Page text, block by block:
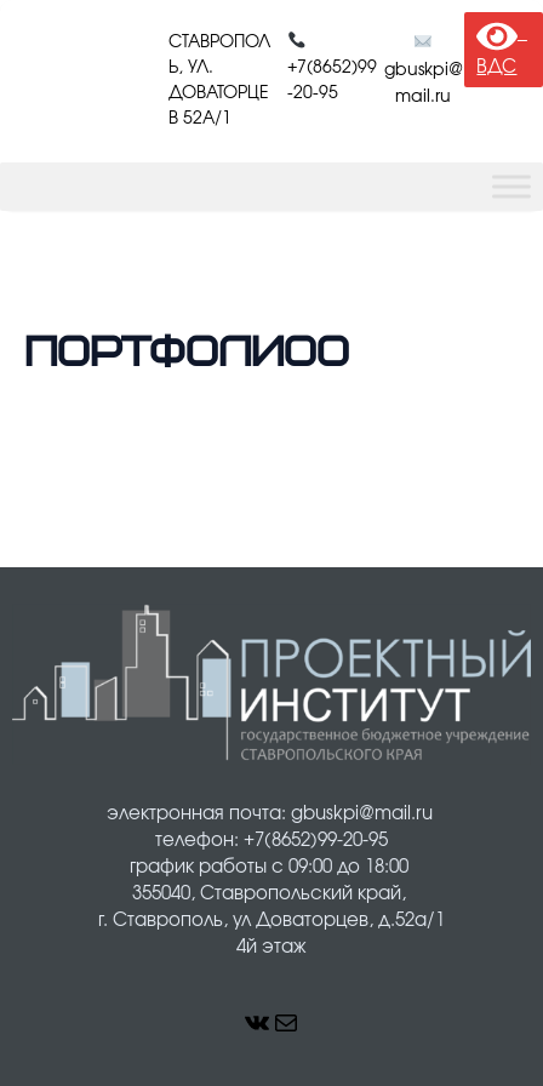
СТАВРОПОЛ
Ь, УЛ.
ДОВАТОРЦЕ
В 52A/1
+7(8652)99
-20-95
gbuskpi@
mail.ru
ВДС
ПОРТФОЛИОО
электронная почта: gbuskpi@mail.ru
телефон: +7(8652)99-20-95
график работы с 09:00 до 18:00
355040, Ставропольский край,
г. Ставрополь, ул Доваторцев, д.52а/1
4й этаж